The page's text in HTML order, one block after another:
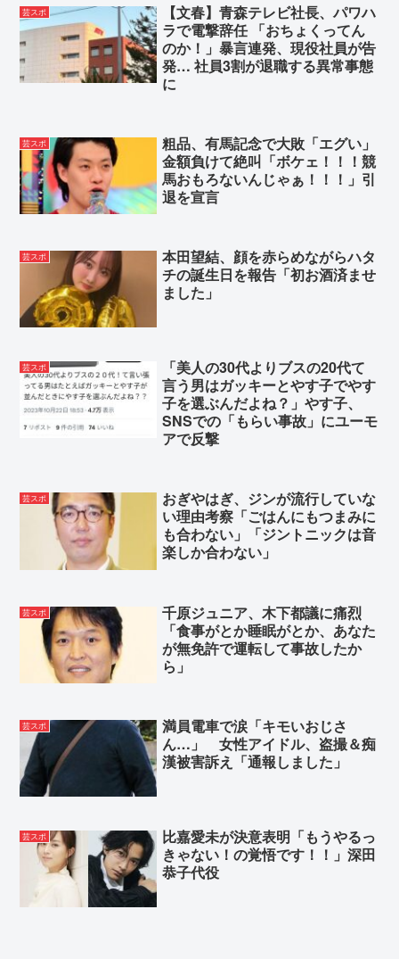
芸スポ
【文春】青森テレビ社長、パワハ
ラで電撃辞任 「おちょくってん
のか！」暴言連発、現役社員が告
発… 社員3割が退職する異常事態
に
芸スポ
粗品、有馬記念で大敗「エグい」
金額負けて絶叫「ボケェ！！！競
馬おもろないんじゃぁ！！！」引
退を宣言
芸スポ
本田望結、顔を赤らめながらハタ
チの誕生日を報告「初お酒済ませ
ました」
芸スポ
「美人の30代よりブスの20代て
言う男はガッキーとやす子でやす
子を選ぶんだよね？」やす子、
SNSでの「もらい事故」にユーモ
アで反撃
芸スポ
おぎやはぎ、ジンが流行していな
い理由考察「ごはんにもつまみに
も合わない」「ジントニックは音
楽しか合わない」
芸スポ
千原ジュニア、木下都議に痛烈
「食事がとか睡眠がとか、あなた
が無免許で運転して事故したか
ら」
芸スポ
満員電車で涙「キモいおじさ
ん…」 女性アイドル、盗撮＆痴
漢被害訴え「通報しました」
芸スポ
比嘉愛未が決意表明「もうやるっ
きゃない！の覚悟です！！」深田
恭子代役